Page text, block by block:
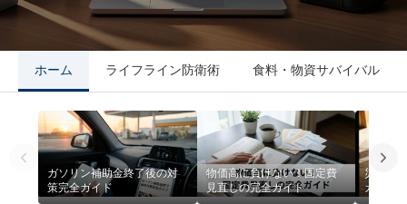
ホーム ライフライン防衛術 食料・物資サバイバル
ガソリン補助金終了後の対
策完全ガイド
物価高に負けない！固定費
見直しの完全ガイド
災害時
ガイド